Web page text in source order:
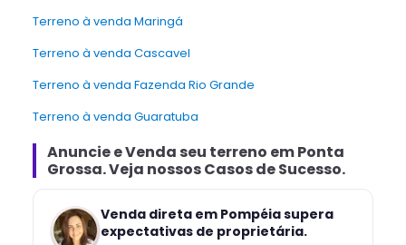
Terreno à venda Maringá
Terreno à venda Cascavel
Terreno à venda Fazenda Rio Grande
Terreno à venda Guaratuba
Anuncie e Venda seu terreno emPonta
Grossa. Veja nossos Casos de Sucesso.
Venda direta em Pompéia supera
expectativas de proprietária.